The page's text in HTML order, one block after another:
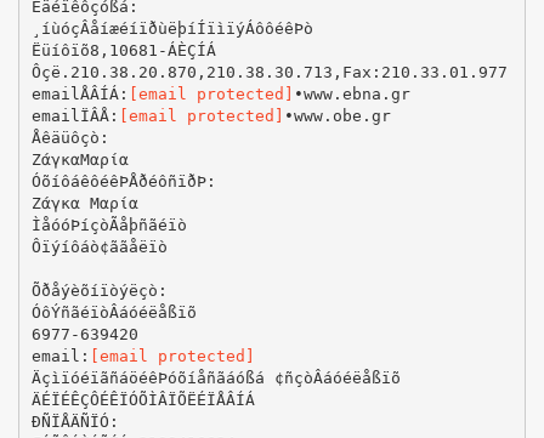
­Éäéïêôçóßá:
¸íùóç­Âåíæéíïðùëþí­Íïìïý­ÁôôéêÞò­
Ëüíôïõ­8,­106­81­-­ÁÈÇÍÁ
Ôçë.­210.38.20.870,­210.38.30.713,­Fax:­210.33.01.977
email­ÅÂÍÁ:­ [email protected] ­•www.ebna.gr
email­ÏÂÅ:­ [email protected] ­•www.obe.gr
Åêäüôçò:
Zάγκα­Μαρία
ÓõíôáêôéêÞ­ÅðéôñïðÞ:
Ζάγκα Μαρία
ÌåóóÞíçò­Ãåþñãéïò­
Ôïýíôáò­¢ããåëïò
Õðåýèõíïò­ýëçò:
ÓôÝñãéïò­Âáóéëåßïõ­
6977-639420­
email:­ [email protected]
ÄçìïóéïãñáöéêÞ­óõíåñãáóßá ¢ñçò­Âáóéëåßïõ
­ÄÉÏÉÊÇÔÉÊÏ­ÓÕÌÂÏÕËÉÏ­ÅÂÍÁ
ÐÑÏÅÄÑÏÓ:­